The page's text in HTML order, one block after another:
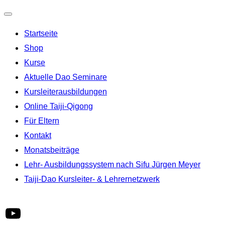
umschalten
Startseite
Shop
Kurse
Aktuelle Dao Seminare
Kursleiterausbildungen
Online Taiji-Qigong
Für Eltern
Kontakt
Monatsbeiträge
Lehr- Ausbildungssystem nach Sifu Jürgen Meyer
Taiji-Dao Kursleiter- & Lehrernetzwerk
YouTube